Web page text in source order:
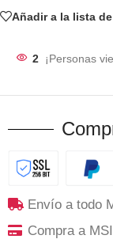
Añadir a la lista
2 ¡Personas
Envío a todo
Compra a